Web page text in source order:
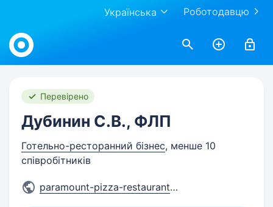
Роботодавцю
Українська
Work.ua
Перевірено
Дубинин С.В., ФЛП
Готельно-ресторанний бізнес, менше 10
співробітників
paramount-pizza-restaurant.b